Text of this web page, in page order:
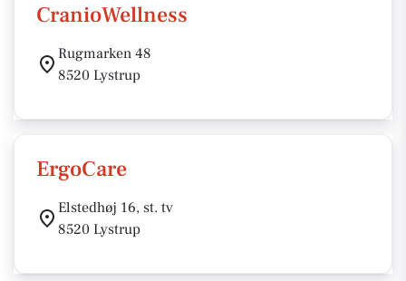
CranioWellness
Rugmarken 48
8520 Lystrup
ErgoCare
Elstedhøj 16, st. tv
8520 Lystrup